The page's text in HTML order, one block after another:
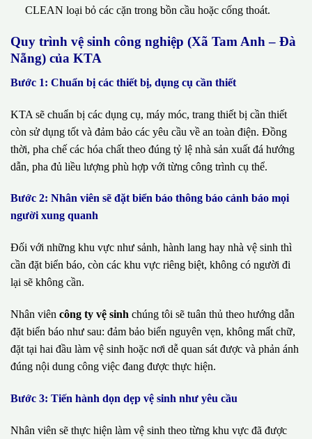
CLEAN loại bỏ các cặn trong bồn cầu hoặc cống thoát.
Quy trình vệ sinh công nghiệp (Xã Tam Anh – Đà
Nẵng) của KTA
Bước 1: Chuẩn bị các thiết bị, dụng cụ cần thiết
KTA sẽ chuẩn bị các dụng cụ, máy móc, trang thiết bị cần thiết
còn sử dụng tốt và đảm bảo các yêu cầu về an toàn điện. Đồng
thời, pha chế các hóa chất theo đúng tỷ lệ nhà sản xuất đá hướng
dẫn, pha đủ liều lượng phù hợp với từng công trình cụ thể.
Bước 2: Nhân viên sẽ đặt biển báo thông báo cảnh báo mọi
người xung quanh
Đối với những khu vực như sảnh, hành lang hay nhà vệ sinh thì
cần đặt biển báo, còn các khu vực riêng biệt, không có người đi
lại sẽ không cần.
Nhân viên công ty vệ sinh chúng tôi sẽ tuân thủ theo hướng dẫn
đặt biển báo như sau: đảm bảo biển nguyên vẹn, không mất chữ,
đặt tại hai đầu làm vệ sinh hoặc nơi dễ quan sát được và phản ánh
đúng nội dung công việc đang được thực hiện.
Bước 3: Tiến hành dọn dẹp vệ sinh như yêu cầu
Nhân viên sẽ thực hiện làm vệ sinh theo từng khu vực đã được